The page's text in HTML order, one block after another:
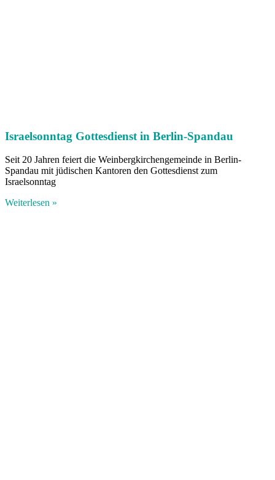
Israelsonntag Gottesdienst in Berlin-Spandau
Seit 20 Jahren feiert die Weinbergkirchengemeinde in Berlin-
Spandau mit jüdischen Kantoren den Gottesdienst zum
Israelsonntag
Weiterlesen »